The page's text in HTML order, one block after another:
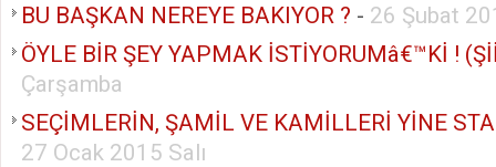
BU BAŞKAN NEREYE BAKIYOR ? - 26 Şubat
ÖYLE BİR ŞEY YAPMAK İSTİYORUMâ€™Kİ !
Çarşamba
SEÇİMLERİN, ŞAMİL VE KAMİLLERİ YİNE
27 Ocak 2015 Salı